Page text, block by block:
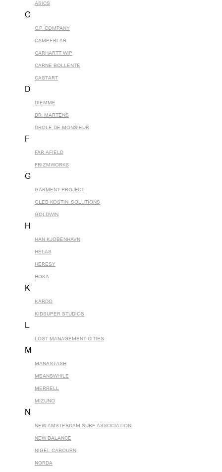
ASICS
C
C.P. COMPANY
CAMPERLAB
CARHARTT WIP
CARNE BOLLENTE
CASTART
D
DIEMME
DR. MARTENS
DROLE DE MONSIEUR
F
FAR AFIELD
FRIZMWORKS
G
GARMENT PROJECT
GLEB KOSTIN .SOLUTIONS
GOLDWIN
H
HAN KJOBENHAVN
HELAS
HERESY
HOKA
K
KARDO
KIDSUPER STUDIOS
L
LOST MANAGEMENT CITIES
M
MANASTASH
MEANSWHILE
MERRELL
MIZUNO
N
NEW AMSTERDAM SURF ASSOCIATION
NEW BALANCE
NIGEL CABOURN
NORDA